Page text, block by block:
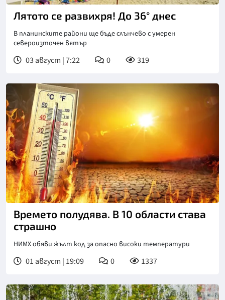
Лятото се развихря! До 36° днес
В планинските райони ще бъде слънчево с умерен
североизточен вятър
03 август | 7:22 0 319
Времето полудява. В 10 области става
страшно
НИМХ обяви жълт код за опасно високи температури
01 август | 19:09 0 1337